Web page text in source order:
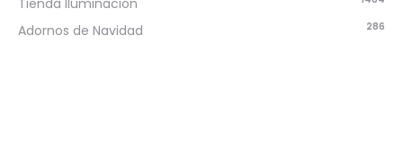
Tienda Iluminación
Adornos de Navidad 286